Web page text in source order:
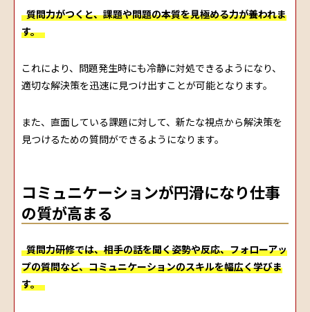
質問力がつくと、課題や問題の本質を見極める力が養われま
す。
これにより、問題発生時にも冷静に対処できるようになり、
適切な解決策を迅速に見つけ出すことが可能となります。
また、直面している課題に対して、新たな視点から解決策を
見つけるための質問ができるようになります。
コミュニケーションが円滑になり仕事
の質が高まる
質問力研修では、相手の話を聞く姿勢や反応、フォローアッ
プの質問など、コミュニケーションのスキルを幅広く学びま
す。